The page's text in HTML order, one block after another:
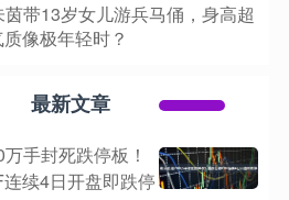
茵带13岁女儿游兵马俑，身高超
像极年轻时？
最新文章
手封死跌停板！
续4日开盘即跌停